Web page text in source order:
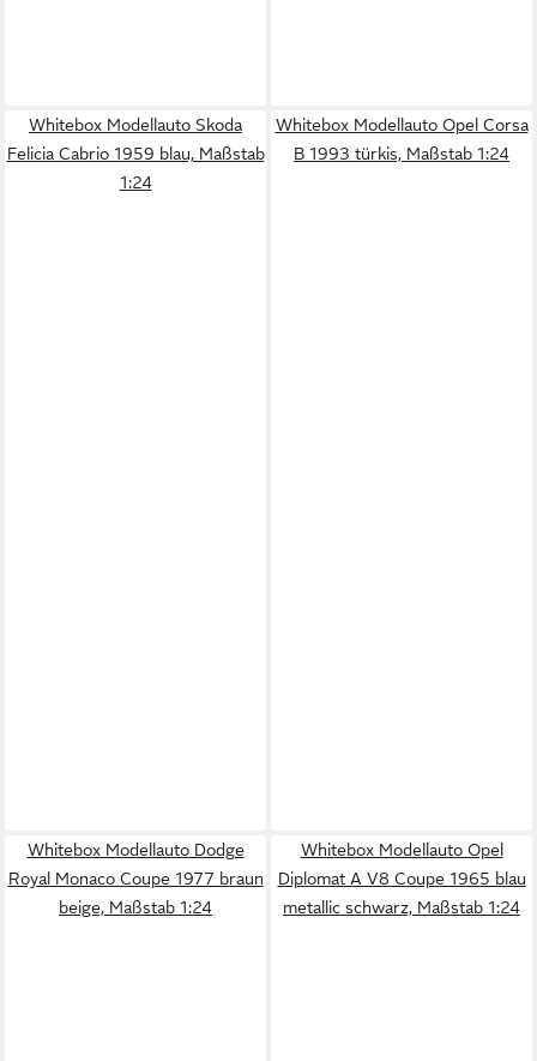
Whitebox Modellauto Skoda
Felicia Cabrio 1959 blau, Maßstab
1:24
Whitebox Modellauto Opel Corsa
B 1993 türkis, Maßstab 1:24
Whitebox Modellauto Dodge
Royal Monaco Coupe 1977 braun
beige, Maßstab 1:24
Whitebox Modellauto Opel
Diplomat A V8 Coupe 1965 blau
metallic schwarz, Maßstab 1:24